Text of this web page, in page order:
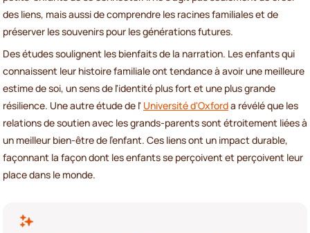
des liens, mais aussi de comprendre les racines familiales et de
préserver les souvenirs pour les générations futures.
Des études soulignent les bienfaits de la narration. Les enfants qui
connaissent leur histoire familiale ont tendance à avoir une meilleure
estime de soi, un sens de l'identité plus fort et une plus grande
résilience. Une autre étude de l' Université d'Oxforda révélé que les
relations de soutien avec les grands-parents sont étroitement liées à
un meilleur bien-être de l'enfant. Ces liens ont un impact durable,
façonnant la façon dont les enfants se perçoivent et perçoivent leur
place dans le monde.